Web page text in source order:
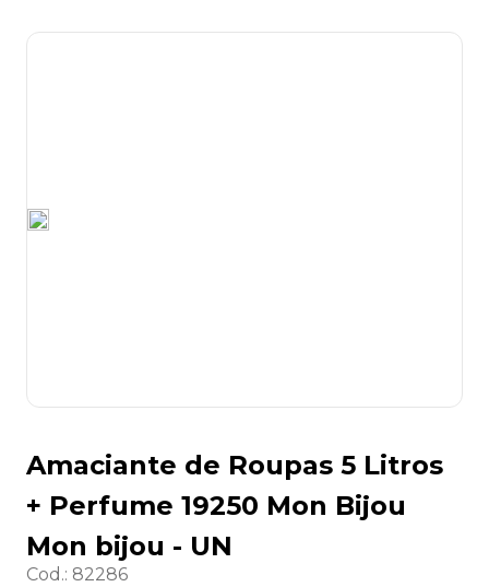
Amaciante de Roupas 5 Litros
+ Perfume 19250 Mon Bijou
Mon bijou - UN
Cod.: 82286
8